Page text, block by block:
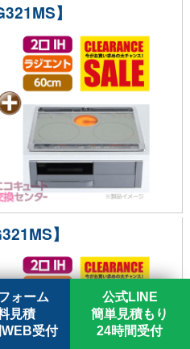
】
】
ォーム
見積
受付
公式LINE
簡単見積もり
24時間受付